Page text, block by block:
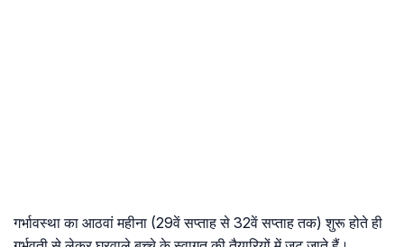
गर्भावस्था का आठवां महीना (29वें सप्ताह से 32वें सप्ताह तक) शुरू होते ही